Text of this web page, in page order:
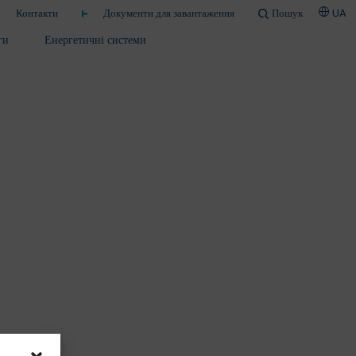
Контакти Документи для завантаження Пошук UA
Енергетичні системи